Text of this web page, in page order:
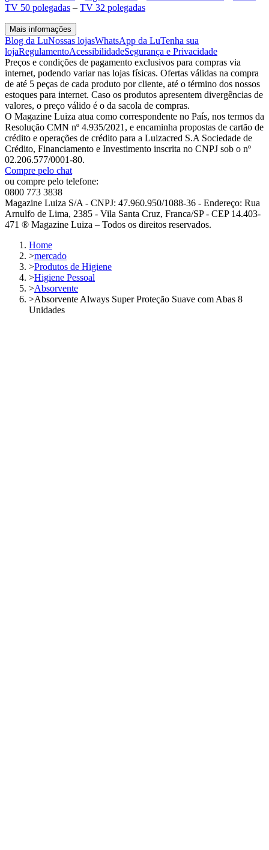
TV 50 polegadas – TV 32 polegadas
Mais informações
Blog da LuNossas lojasWhatsApp da LuTenha sua
lojaRegulamentoAcessibilidadeSegurança e Privacidade
Preços e condições de pagamento exclusivos para compras via
internet, podendo variar nas lojas físicas. Ofertas válidas na compra
de até 5 peças de cada produto por cliente, até o término dos nossos
estoques para internet. Caso os produtos apresentem divergências de
valores, o preço válido é o da sacola de compras.
O Magazine Luiza atua como correspondente no País, nos termos da
Resolução CMN nº 4.935/2021, e encaminha propostas de cartão de
crédito e operações de crédito para a Luizacred S.A Sociedade de
Crédito, Financiamento e Investimento inscrita no CNPJ sob o nº
02.206.577/0001-80.
Compre pelo chat
ou compre pelo telefone:
0800 773 3838
Magazine Luiza S/A - CNPJ: 47.960.950/1088-36 - Endereço: Rua
Arnulfo de Lima, 2385 - Vila Santa Cruz, Franca/SP - CEP 14.403-
471 ® Magazine Luiza – Todos os direitos reservados.
Home
>mercado
>Produtos de Higiene
>Higiene Pessoal
>Absorvente
>Absorvente Always Super Proteção Suave com Abas 8
Unidades